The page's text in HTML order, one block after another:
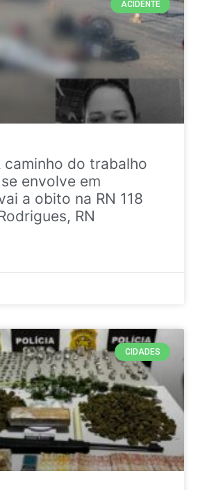
ACIDENTE
caminho do trabalho
envolve em
a obito na RN 118
RN
CIDADES